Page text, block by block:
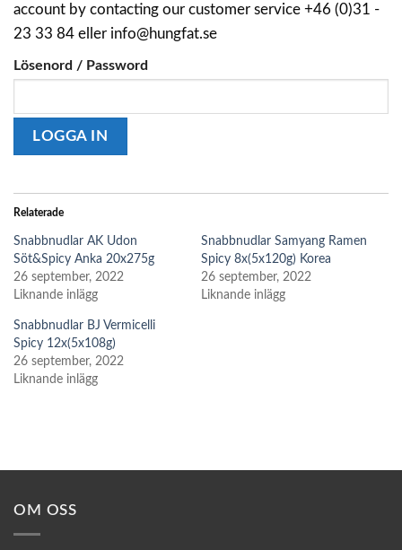
account by contacting our customer service +46 (0)31 -
23 33 84 eller info@hungfat.se
Lösenord / Password
Relaterade
Snabbnudlar AK Udon
Söt&Spicy Anka 20x275g
26 september, 2022
Liknande inlägg
Snabbnudlar Samyang Ramen
Spicy 8x(5x120g) Korea
26 september, 2022
Liknande inlägg
Snabbnudlar BJ Vermicelli
Spicy 12x(5x108g)
26 september, 2022
Liknande inlägg
OM OSS